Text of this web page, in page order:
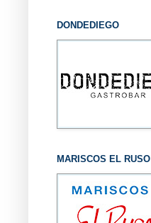
DONDEDIEGO
MARISCOS EL RUSO